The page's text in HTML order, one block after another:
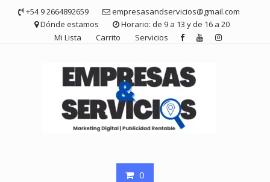
contenido
+54 9 2664892659
empresasandservicios@gmail.com
Dónde estamos
Horario: de 9 a 13 y de 16 a 20
Mi Lista
Carrito Servicios
0